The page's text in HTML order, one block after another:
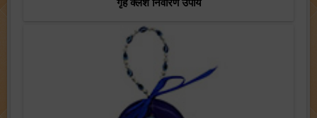
गृह क्लेश निवारण उपाय